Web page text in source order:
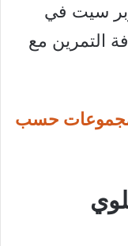
سيت في
التمرين مع
حسب